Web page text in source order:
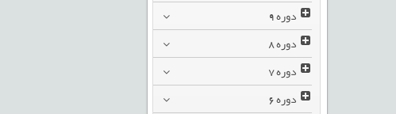
دوره
دوره
دوره
دوره